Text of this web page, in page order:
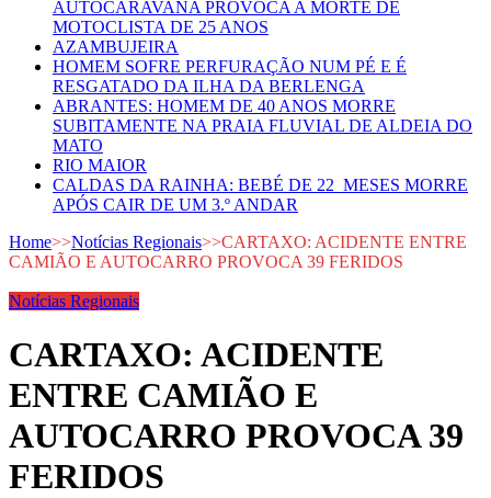
AUTOCARAVANA PROVOCA A MORTE DE
MOTOCLISTA DE 25 ANOS
AZAMBUJEIRA
HOMEM SOFRE PERFURAÇÃO NUM PÉ E É
RESGATADO DA ILHA DA BERLENGA
ABRANTES: HOMEM DE 40 ANOS MORRE
SUBITAMENTE NA PRAIA FLUVIAL DE ALDEIA DO
MATO
RIO MAIOR
CALDAS DA RAINHA: BEBÉ DE 22 MESES MORRE
APÓS CAIR DE UM 3.º ANDAR
Home>>Notícias Regionais>>CARTAXO: ACIDENTE ENTRE
CAMIÃO E AUTOCARRO PROVOCA 39 FERIDOS
Notícias Regionais
CARTAXO: ACIDENTE
ENTRE CAMIÃO E
AUTOCARRO PROVOCA 39
FERIDOS